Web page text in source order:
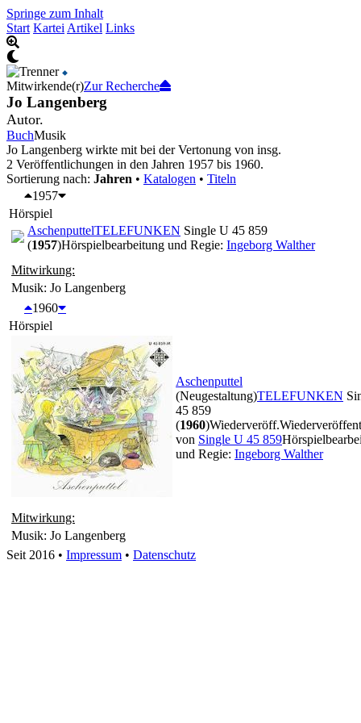
Springe zum Inhalt
Start Kartei Artikel Links
Mitwirkende(r)Zur Recherche
Jo Langenberg
Autor.
BuchMusik
Jo Langenberg wirkte mit bei der Vertonung von insg.
2 Veröffentlichungen in den Jahren 1957 bis 1960.
Sortierung nach: Jahren • Katalogen • Titeln
1957
Hörspiel
AschenputtelTELEFUNKEN Single U 45 859
(1957)Hörspielbearbeitung und Regie: Ingeborg Walther
Mitwirkung:
Musik: Jo Langenberg
1960
Hörspiel
Aschenputtel
(Neugestaltung)TELEFUNKEN
45 859
(1960)Wiederveröff.
von Single U 45 859
und Regie: Ingeborg Walther
Mitwirkung:
Musik: Jo Langenberg
Seit 2016 • Impressum • Datenschutz